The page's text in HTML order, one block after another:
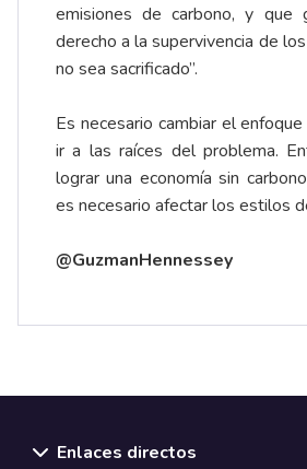
emisiones de carbono, y que
derecho a la supervivencia de
no sea sacrificado”.
Es necesario cambiar el
ir a las raíces del problema.
lograr una economía sin
es necesario afectar los estilos
@GuzmanHennessey
Enlaces directos